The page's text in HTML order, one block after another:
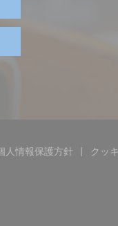
開きます))
ィンドウで開きます))
人情報保護方針
((新しいウィン
クッ